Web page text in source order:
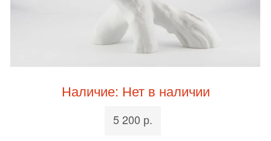
Наличие: Нет в наличии
5 200 р.